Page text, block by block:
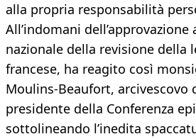
alla propria responsabilità
All’indomani dell’approvazione
nazionale della revisione della
francese, ha reagito così
Moulins-Beaufort, arcivescovo
presidente della Conferenza
sottolineando l’inedita